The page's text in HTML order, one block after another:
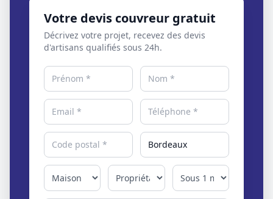
Votre devis couvreur gratuit
Décrivez votre projet, recevez des devis
d'artisans qualifiés sous 24h.